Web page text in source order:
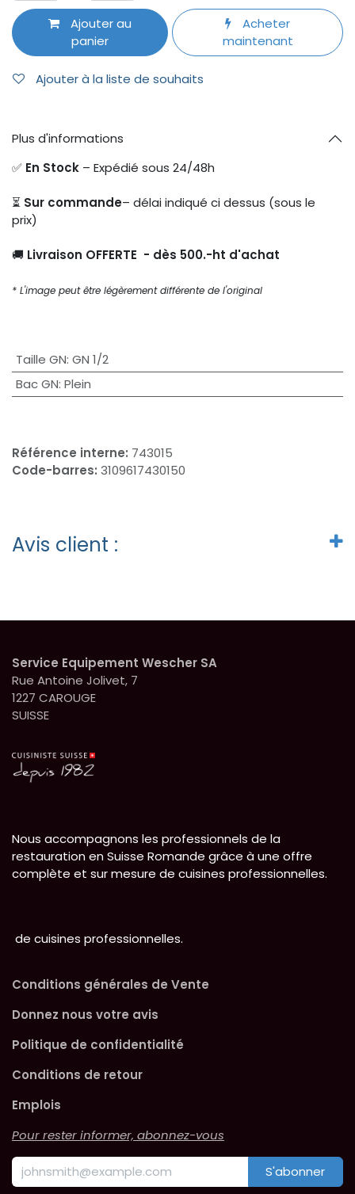
Ajouter au
panier
Acheter
maintenant
Ajouter à la liste de souhaits
Plus d'informations
✅ En Stock – Expédié sous 24/48h
⏳ Sur commande– délai indiqué ci dessus (sous le
prix)
🚚 Livraison OFFERTE - dès 500.-ht d'achat
* L'image peut être légèrement différente de l'original
Taille GN: GN 1/2
Bac GN: Plein
Référence interne: 743015
Code-barres: 3109617430150
Avis client :
Service Equipement Wescher SA
Rue Antoine Jolivet, 7
1227 CAROUGE
SUISSE
Nous accompagnons les professionnels de la
restauration en Suisse Romande grâce à une offre
complète et sur mesure de cuisines professionnelles.
de cuisines professionnelles.
Conditions générales de Vente
Donnez nous votre avis
Politique de confidentialité
Conditions de retour
Emplois
Pour rester informer, abonnez-vous
S'abonner